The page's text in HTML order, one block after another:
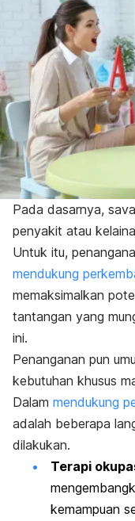
Pada dasarnya,
penyakit atau
Untuk itu,
mendukung
memaksimalkan
tantangan yang
ini.
Penanganan pun
kebutuhan khusus
Dalam mendukung
adalah beberapa
dilakukan.
Terapi
kemampuan